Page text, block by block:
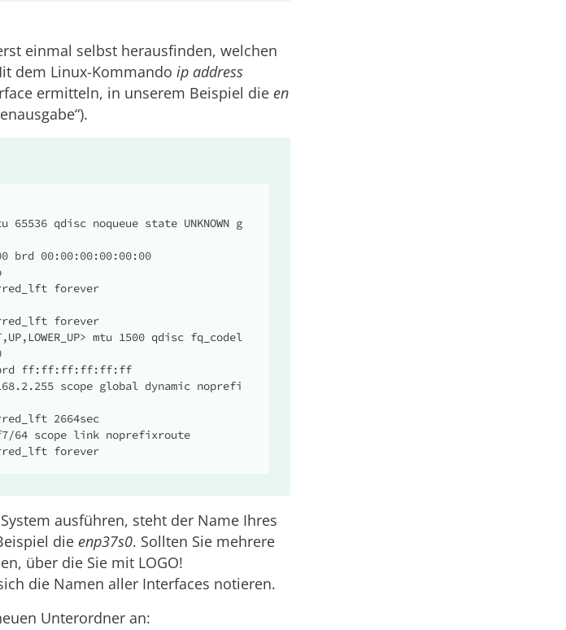
einmal selbst herausfinden, welchen
dem Linux-Kommando ip address
ermitteln, in unserem Beispiel die en
65536 qdisc noqueue state UNKNOWN g
mtu 1500 qdisc fq_codel
forever
ausführen, steht der Name Ihres
die enp37s0. Sollten Sie mehrere
über die Sie mit LOGO!
die Namen aller Interfaces notieren.
Unterordner an: